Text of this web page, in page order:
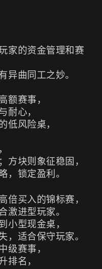
家的资金管理和赛
异曲同工之妙。
额赛事，
耐心，
低风险桌，
方块则象征稳固，
，锁定盈利。
倍买入的锦标赛，
激进型玩家。
小型现金桌，
，适合保守玩家。
级赛事，
排名，